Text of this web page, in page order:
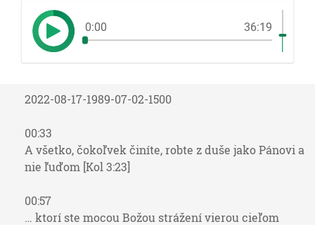
0:00 36:19
2022-08-17-1989-07-02-1500
00:33
A všetko, čokoľvek činíte, robte z duše jako Pánovi a
nie ľuďom [Kol 3:23]
00:57
… ktorí ste mocou Božou strážení vierou cieľom